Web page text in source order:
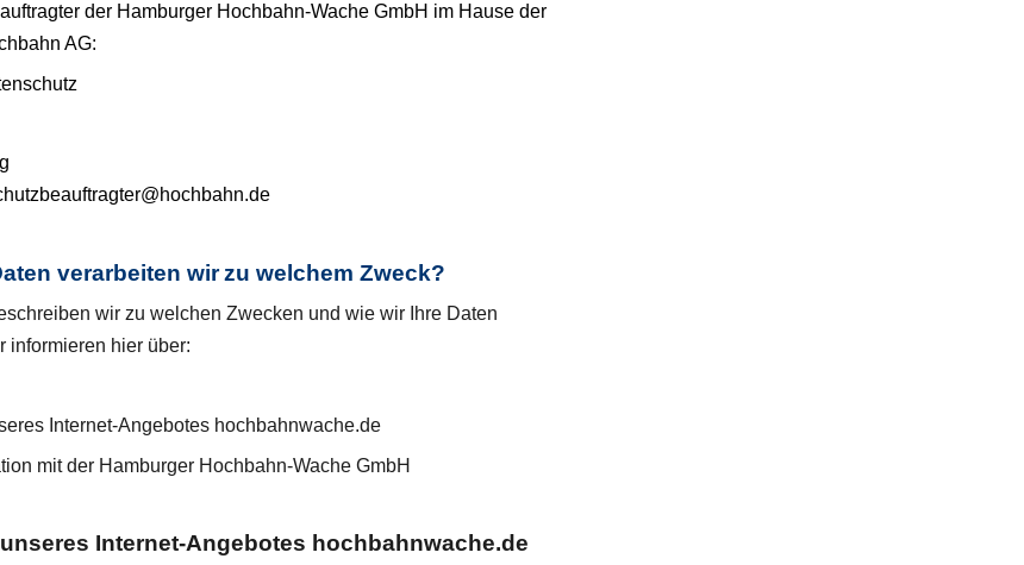
der Hamburger Hochbahn-Wache GmbH im Hause der
AG:
verarbeiten wirzu welchem Zweck?
wir zu welchen Zwecken und wie wir Ihre Daten
informieren hier über:
Internet-Angebotes hochbahnwache.de
mit der Hamburger Hochbahn-Wache GmbH
Internet-Angebotes hochbahnwache.de